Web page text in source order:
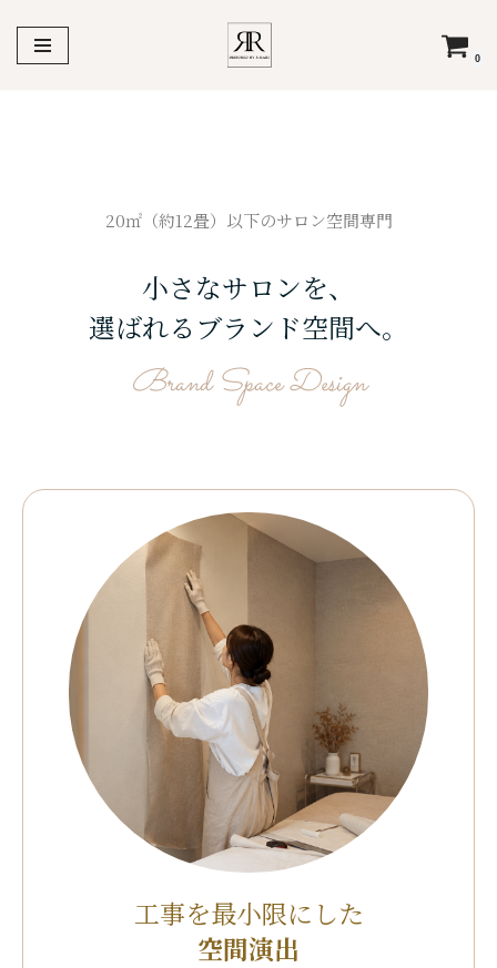
コ
0
間デザイン
20㎡（約12畳）以下のサロン空間専門
小さなサロンを、
選ばれるブランド空間へ。
Brand Space Design
工事を最小限にした
空間演出